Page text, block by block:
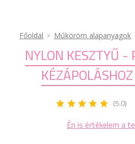
Főoldal Műköröm alapanyagok
NYLON KESZTYŰ -
(5.0)
Én is értékelem a